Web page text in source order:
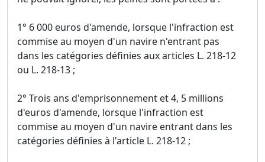
1° 6 000 euros d'amende, lorsque l'infraction est
commise au moyen d'un navire n'entrant pas
dans les catégories définies aux articles L. 218-12
ou L. 218-13 ;
2° Trois ans d'emprisonnement et 4, 5 millions
d'euros d'amende, lorsque l'infraction est
commise au moyen d'un navire entrant dans les
catégories définies à l'article L. 218-12 ;